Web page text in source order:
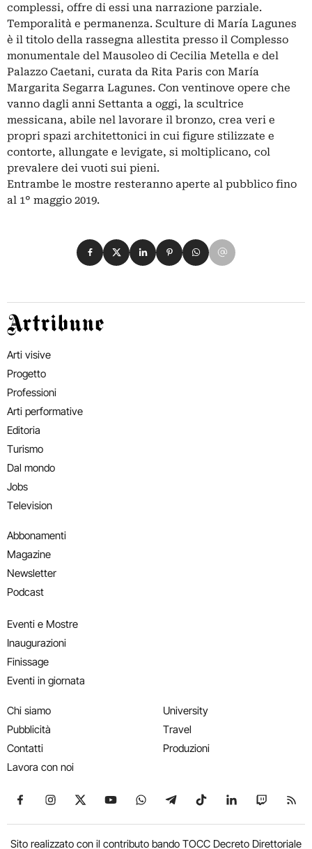
complessi, offre di essi una narrazione parziale.​
Temporalità e permanenza. Sculture di María Lagunes
è il titolo della rassegna allestita presso il Complesso
monumentale del Mausoleo di Cecilia Metella e del
Palazzo Caetani, curata da Rita Paris con María
Margarita Segarra Lagunes. Con ventinove opere che
vanno dagli anni Settanta a oggi, la scultrice
messicana, abile nel lavorare il bronzo, crea veri e
propri spazi architettonici in cui figure stilizzate e
contorte, allungate e levigate, si moltiplicano, col
prevalere dei vuoti sui pieni.
Entrambe le mostre resteranno aperte al pubblico fino
al 1° maggio 2019.
Condividi su Facebook
Condividi su X
Condividi su LinkedIn
Condividi su Pinterest
Condividi su WhatsApp
Condividi su Email
Artribune
Arti visive
Progetto
Professioni
Arti performative
Editoria
Turismo
Dal mondo
Jobs
Television
Abbonamenti
Magazine
Newsletter
Podcast
Eventi e Mostre
Inaugurazioni
Finissage
Eventi in giornata
Chi siamo
Pubblicità
Contatti
Lavora con noi
University
Travel
Produzioni
Seguici su Facebook
Seguici su Instagram
Seguici su X
Seguici su YouTube
Seguici su WhatsApp
Seguici su Telegram
Seguici su TikTok
Seguici su
Seguici
Sito realizzato con il contributo bando TOCC Decreto Direttoriale